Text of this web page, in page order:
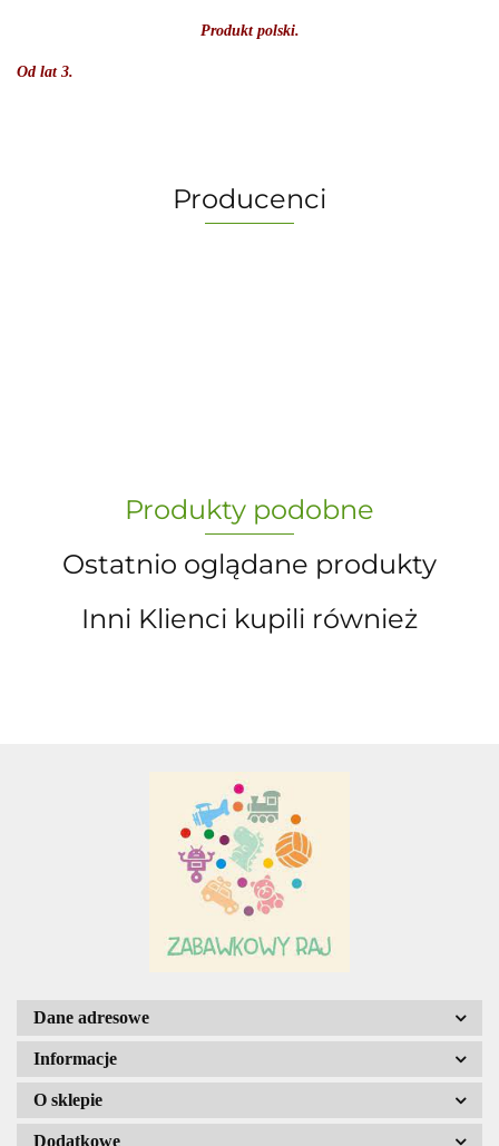
Produkt polski.
Od lat 3.
Producenci
„Paula” S.C. Marzena Dudkiewicz
Sławomir Dudkiewicz
A&S SP. Z O.O.
Produkty podobne
Ostatnio oglądane produkty
Inni Klienci kupili również
Dane adresowe
Informacje
O sklepie
Dodatkowe